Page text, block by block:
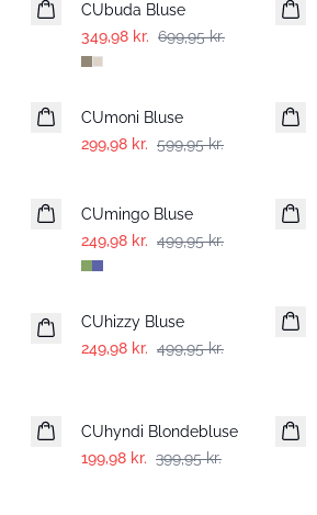
CUbuda Bluse
349,98 kr. 699,95 kr.
-50%
CUmoni Bluse
299,98 kr. 599,95 kr.
CUmingo Bluse
249,98 kr. 499,95 kr.
-50%
CUhizzy Bluse
249,98 kr. 499,95 kr.
CUhyndi Blondebluse
199,98 kr. 399,95 kr.